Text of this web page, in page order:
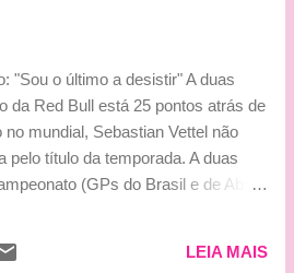
com os novos pneus Pirelli. Ao
o sistema hidráulico e o
endossado pela 'Auto Motor
"Sou o último a desistir" A duas
da Red Bull está 25 pontos atrás de
mundial, Sebastian Vettel não
pelo título da temporada. A duas
(GPs do Brasil e de Abu
complicada, Vettel sugeriu que
LEIA MAIS